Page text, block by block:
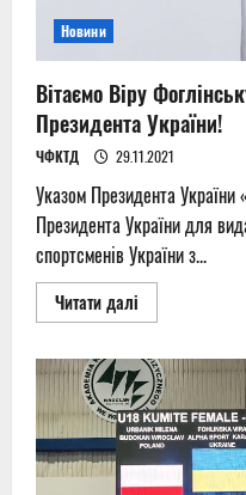
Новини
Вітаємо Віру
Президента України!
ЧФКТД 29.11.2021
Указом Президента України
Президента України для
спортсменів України з...
Читати далі
more
Віру
Фоглінську
з
призначенням
стипендії
Президента
України!